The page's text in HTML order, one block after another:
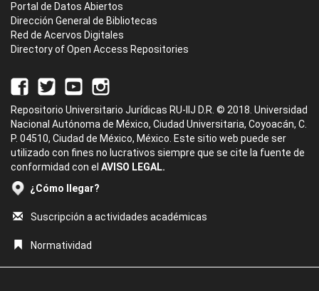
Portal de Datos Abiertos
Dirección General de Bibliotecas
Red de Acervos Digitales
Directory of Open Access Repositories
Repositorio Universitario Jurídicas RU-IIJ D.R. © 2018. Universidad
Nacional Autónoma de México, Ciudad Universitaria, Coyoacán, C.
P. 04510, Ciudad de México, México. Este sitio web puede ser
utilizado con fines no lucrativos siempre que se cite la fuente de
conformidad con el AVISO LEGAL.
¿Cómo llegar?
Suscripción a actividades académicas
Normatividad